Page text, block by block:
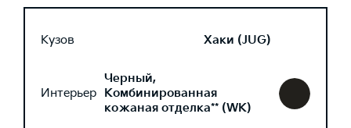
Кузов Хаки (JUG)
Интерьер
Черный,
Комбинированная
кожаная отделка** (WK)